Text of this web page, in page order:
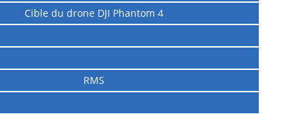
Cible du drone DJI Phantom 4
RMS